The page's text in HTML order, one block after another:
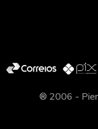
® 2006 -